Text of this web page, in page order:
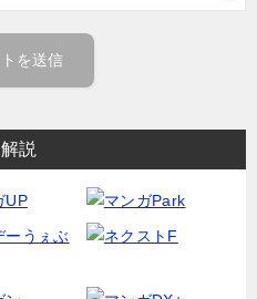
説